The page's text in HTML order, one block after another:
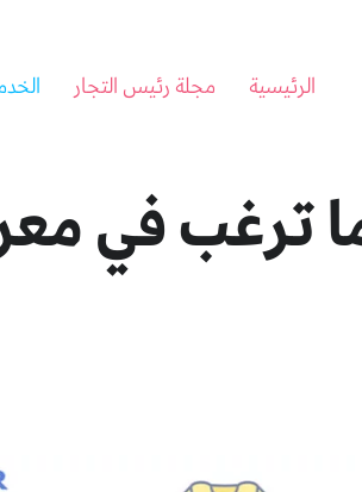
الرئيسية مجلة رئيس التجار
ترغب في